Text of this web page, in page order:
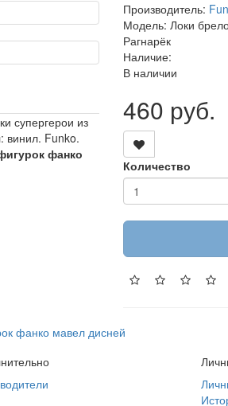
супергерои из
винил. Funko.
фанко
Производитель:
Модель: Локи
Рагнарёк
Наличие:
В наличии
460 руб.
Количество
фанко мавел дисней